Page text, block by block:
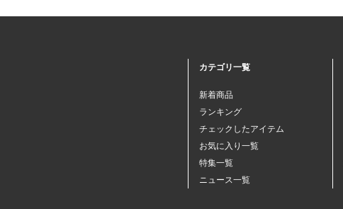
カテゴリ一覧
新着商品
ランキング
チェックしたアイテム
お気に入り一覧
特集一覧
ニュース一覧